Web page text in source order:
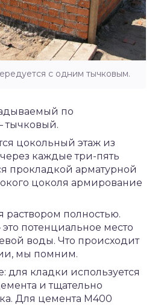
с одним тычковым.
по
тычковый.
цокольный этаж из
каждые три-пять
прокладкой арматурной
цоколя армирование
раствором полностью.
потенциальное место
воды. Что происходит
мы помним.
для кладки используется
и тщательно
Для цемента М400